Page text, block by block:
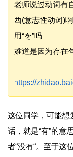
老师说过动词有
西(意志性动词)
用“を”吗
难道是因为存在
https://
这位同学，可能想
话，就是“有”的意
者“没有“。至于这